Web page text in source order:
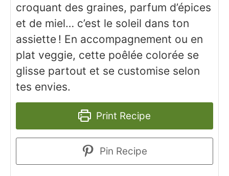
croquant des graines, parfum d’épices
et de miel… c’est le soleil dans ton
assiette ! En accompagnement ou en
plat veggie, cette poêlée colorée se
glisse partout et se customise selon
tes envies.
Print Recipe
Pin Recipe